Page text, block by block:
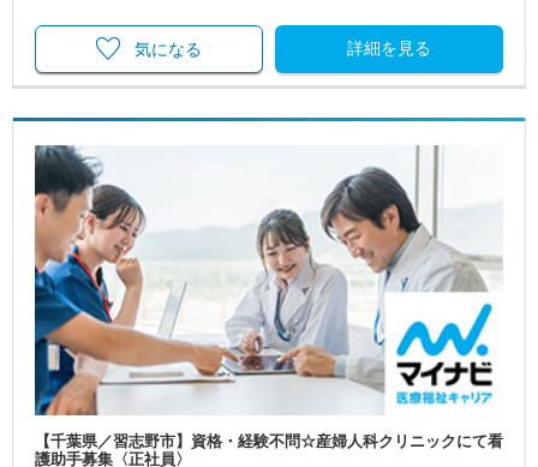
詳細を見る
気になる
【千葉県／習志野市】資格・経験不問☆産婦人科クリニックにて看
護助手募集〈正社員〉